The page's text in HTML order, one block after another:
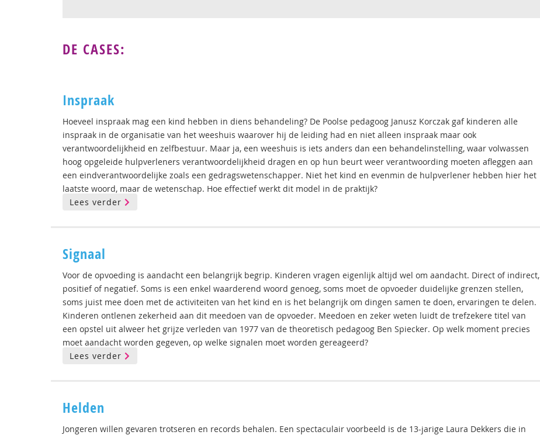
DE CASES:
Inspraak
Hoeveel inspraak mag een kind hebben in diens behandeling? De Poolse pedagoog Janusz Korczak gaf kinderen alle
inspraak in de organisatie van het weeshuis waarover hij de leiding had en niet alleen inspraak maar ook
verantwoordelijkheid en zelfbestuur. Maar ja, een weeshuis is iets anders dan een behandelinstelling, waar volwassen
hoog opgeleide hulpverleners verantwoordelijkheid dragen en op hun beurt weer verantwoording moeten afleggen aan
een eindverantwoordelijke zoals een gedragswetenschapper. Niet het kind en evenmin de hulpverlener hebben hier het
laatste woord, maar de wetenschap. Hoe effectief werkt dit model in de praktijk?
Lees verder
Signaal
Voor de opvoeding is aandacht een belangrijk begrip. Kinderen vragen eigenlijk altijd wel om aandacht. Direct of indirect,
positief of negatief. Soms is een enkel waarderend woord genoeg, soms moet de opvoeder duidelijke grenzen stellen,
soms juist mee doen met de activiteiten van het kind en is het belangrijk om dingen samen te doen, ervaringen te delen.
Kinderen ontlenen zekerheid aan dit meedoen van de opvoeder. Meedoen en zeker weten luidt de trefzekere titel van
een opstel uit alweer het grijze verleden van 1977 van de theoretisch pedagoog Ben Spiecker. Op welk moment precies
moet aandacht worden gegeven, op welke signalen moet worden gereageerd?
Lees verder
Helden
Jongeren willen gevaren trotseren en records behalen. Een spectaculair voorbeeld is de 13-jarige Laura Dekkers die in